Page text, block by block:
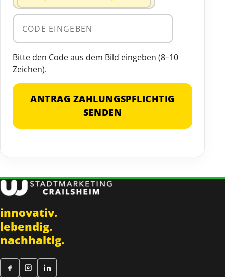
Bitte den Code aus dem Bild eingeben (8–10
Zeichen).
ANTRAG ZAHLUNGSPFLICHTIG
SENDEN
innovativ.
lebendig.
nachhaltig.